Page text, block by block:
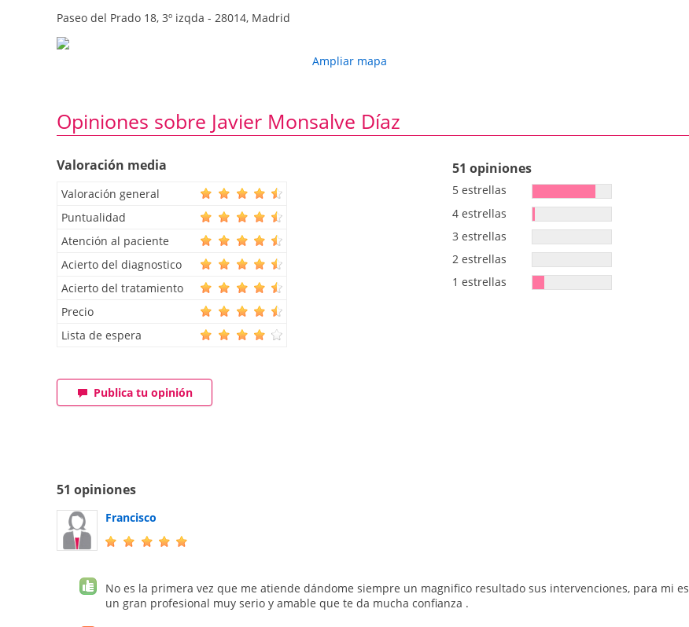
Paseo del Prado 18, 3º izqda - 28014, Madrid
Ampliar mapa
Opiniones sobre Javier Monsalve Díaz
Valoración media
Valoración general
Puntualidad
Atención al paciente
Acierto del diagnostico
Acierto del tratamiento
Precio
Lista de espera
51 opiniones
5 estrellas
4 estrellas
3 estrellas
2 estrellas
1 estrellas
Publica tu opinión
51 opiniones
Francisco
No es la primera vez que me atiende dándome siempre un magnifico resultado sus intervenciones, para mi es
un gran profesional muy serio y amable que te da mucha confianza .